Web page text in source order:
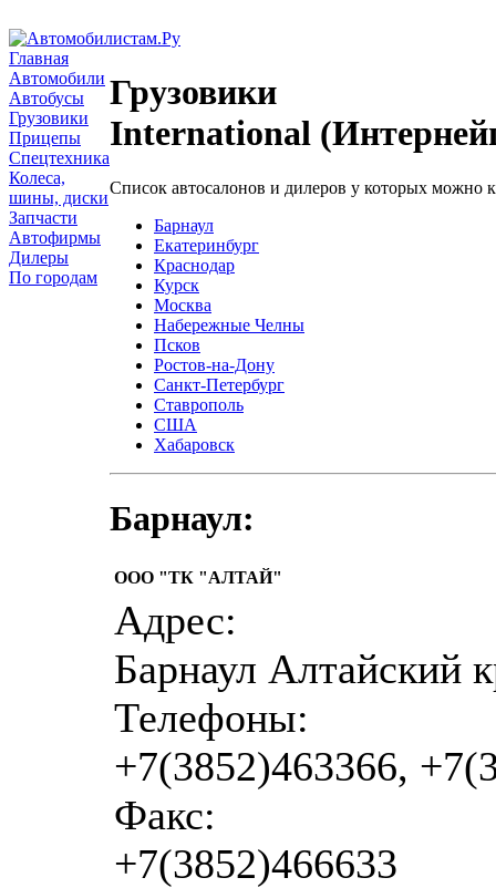
Главная
Автомобили
Автобусы
Грузовики
Прицепы
Спецтехника
Колеса,
шины, диски
Запчасти
Автофирмы
Дилеры
По городам
Грузовики
International
Список автосалонов и дилеров у которых можно
Барнаул
Екатеринбург
Краснодар
Курск
Москва
Набережные Челны
Псков
Ростов-на-Дону
Санкт-Петербург
Ставрополь
США
Хабаровск
Барнаул:
ООО "ТК "АЛТАЙ"
Адрес:
Барнаул Алтайский
Телефоны:
+7(3852)463366,
Факс:
+7(3852)466633